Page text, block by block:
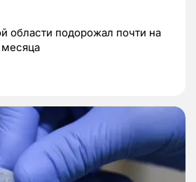
области подорожал почти на
месяца